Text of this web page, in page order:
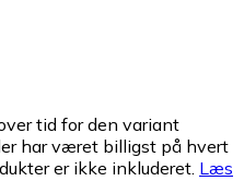
tid for den variant
har været billigst på hvert
er ikke inkluderet. Læs